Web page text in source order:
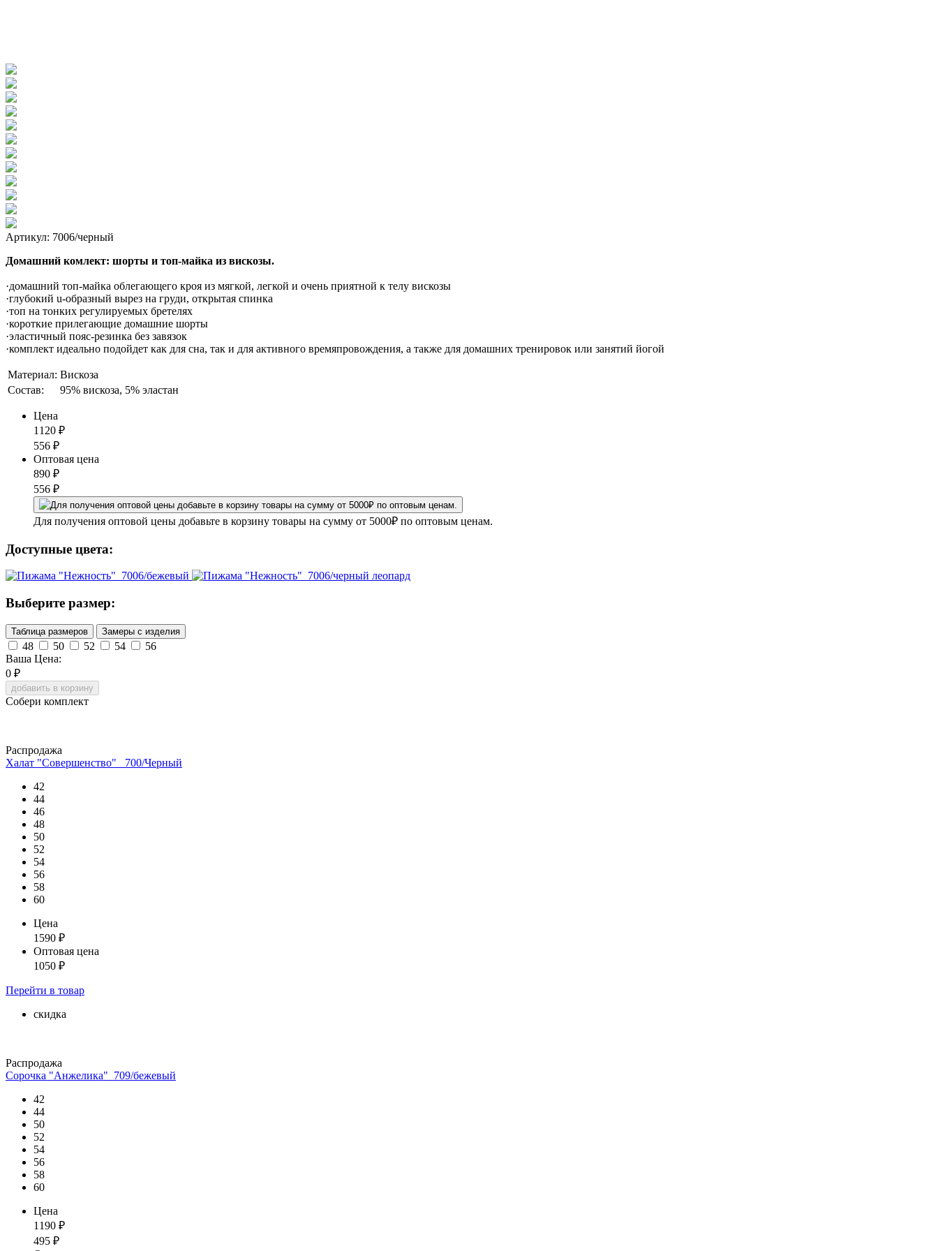
Артикул: 7006/черный
Домашний комлект: шорты и топ-майка из вискозы.
·домашний топ-майка облегающего кроя из мягкой, легкой и очень приятной к телу вискозы
·глубокий u-образный вырез на груди, открытая спинка
·топ на тонких регулируемых бретелях
·короткие прилегающие домашние шорты
·эластичный пояс-резинка без завязок
·комплект идеально подойдет как для сна, так и для активного времяпровождения, а также для домашних тренировок или занятий йогой
Материал: Вискоза
Состав:
95% вискоза, 5% эластан
Цена
1120 ₽
556 ₽
Оптовая цена
890 ₽
556 ₽
Для получения оптовой цены добавьте в корзину товары на сумму от 5000₽ по оптовым ценам.
Доступные цвета:
Выберите размер:
Таблица размеров Замеры с изделия
48 50 52 54
56
Ваша Цена:
0 ₽
добавить в корзину
Собери комплект
Распродажа
Халат "Совершенство" _700/Черный
42
44
46
48
50
52
54
56
58
60
Цена
1590 ₽
Оптовая цена
1050 ₽
Перейти в товар
скидка
Распродажа
Сорочка "Анжелика"_709/бежевый
42
44
50
52
54
56
58
60
Цена
1190 ₽
495 ₽